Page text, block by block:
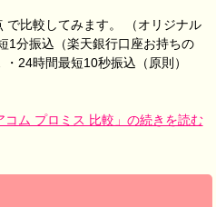
で比較してみます。 （オリジナル
1分振込（楽天銀行口座お持ちの
24時間最短10秒振込（原則）
コム プロミス 比較」の続きを読む